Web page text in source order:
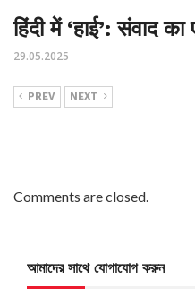
हिंदी में ‘हाई’: संवाद
29.05.2025
PREV NEXT
Comments are closed.
আমাদের সাথে যোগাযোগ করুন